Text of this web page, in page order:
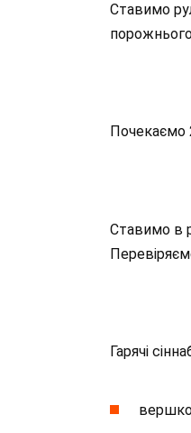
Ставимо
Почекаємо
Ставимо в
Гарячі